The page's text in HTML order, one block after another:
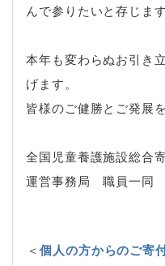
んで参りたいと存じます
本年も変わらぬお引き
げます。
皆様のご健勝とご発展
全国児童養護施設総合
運営事務局 職員一同
＜個人の方からのご寄